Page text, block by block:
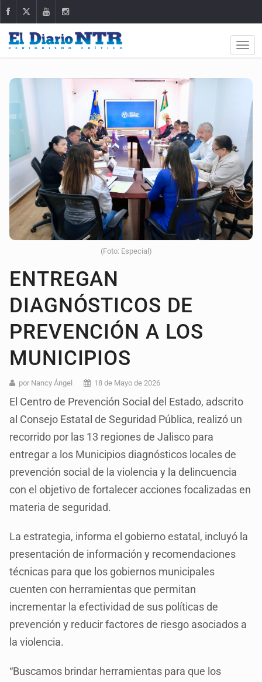
(Foto: Especial)
ENTREGAN
DIAGNÓSTICOS DE
PREVENCIÓN A LOS
MUNICIPIOS
por Nancy Ángel 18 de Mayo de 2026
El Centro de Prevención Social del Estado, adscrito
al Consejo Estatal de Seguridad Pública, realizó un
recorrido por las 13 regiones de Jalisco para
entregar a los Municipios diagnósticos locales de
prevención social de la violencia y la delincuencia
con el objetivo de fortalecer acciones focalizadas en
materia de seguridad.
La estrategia, informa el gobierno estatal, incluyó la
presentación de información y recomendaciones
técnicas para que los gobiernos municipales
cuenten con herramientas que permitan
incrementar la efectividad de sus políticas de
prevención y reducir factores de riesgo asociados a
la violencia.
“Buscamos brindar herramientas para que los